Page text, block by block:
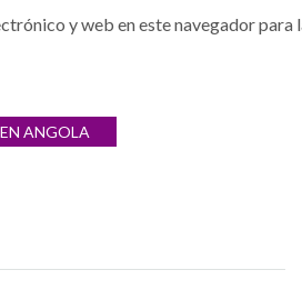
y web en este navegador para
ANGOLA